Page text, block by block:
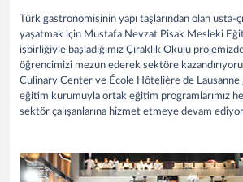
Türk gastronomisinin yapı taşlarından olan usta-
yaşatmak için Mustafa Nevzat Pisak Mesleki
işbirliğiyle başladığımız Çıraklık Okulu
öğrencimizi mezun ederek sektöre
Culinary Center ve École Hôtelière de
eğitim kurumuyla ortak eğitim programlarımız
sektör çalışanlarına hizmet etmeye devam